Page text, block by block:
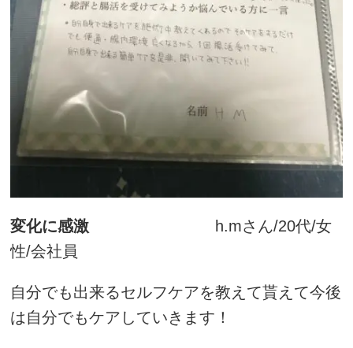
変化に感激 h.mさん/20代/女
性/会社員
自分でも出来るセルフケアを教えて貰えて今後
は自分でもケアしていきます！